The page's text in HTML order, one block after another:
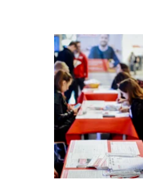
Ta sekcja zawiera